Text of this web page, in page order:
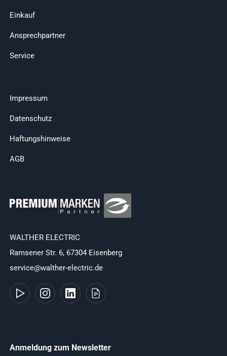
Einkauf
Ansprechpartner
Service
Impressum
Datenschutz
Haftungshinweise
AGB
WALTHER ELECTRIC
Ramsener Str. 6, 67304 Eisenberg
service@walther-electric.de
Anmeldung zum Newsletter